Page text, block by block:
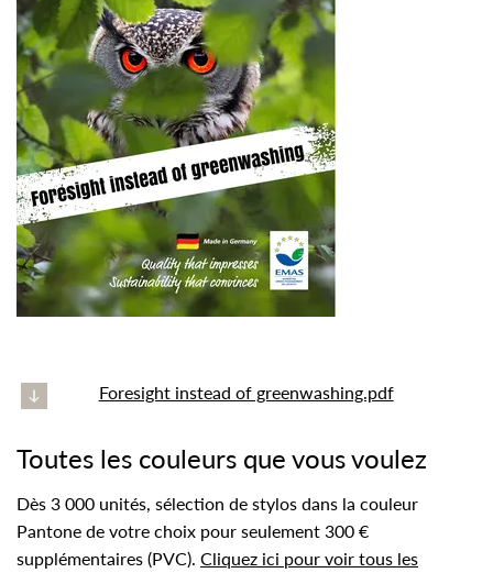
Foresight instead of greenwashing.pdf
Toutes les couleurs que vous voulez
Dès 3 000 unités, sélection de stylos dans la couleur
Pantone de votre choix pour seulement 300 €
supplémentaires (PVC). Cliquez ici pour voir tous les